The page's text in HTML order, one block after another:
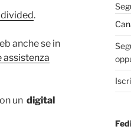
divided.
anche se in
assistenza
un digital